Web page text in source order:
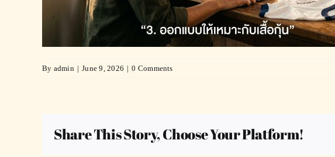
By admin | June 9, 2026 | 0 Comments
Share This Story, Choose Your Platform!